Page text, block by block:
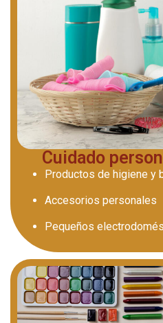
Cuidado
Productos de higiene y
Accesorios personales
Pequeños